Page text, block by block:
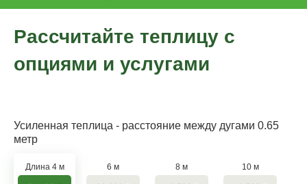
Рассчитайте теплицу с
опциями и услугами
Усиленная теплица - расстояние между дугами 0.65
метр
Длина4 м 6 м 8 м 10 м